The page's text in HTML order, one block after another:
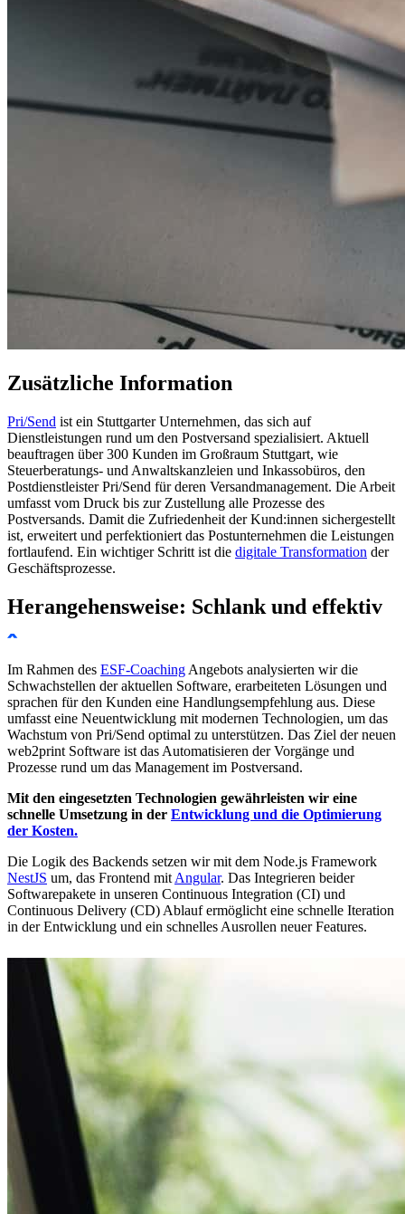
Zusätzliche Information
Pri/Send ist ein Stuttgarter Unternehmen, das sich auf
Dienstleistungen rund um den Postversand spezialisiert. Aktuell
beauftragen über 300 Kunden im Großraum Stuttgart, wie
Steuerberatungs- und Anwaltskanzleien und Inkassobüros, den
Postdienstleister Pri/Send für deren Versandmanagement. Die Arbeit
umfasst vom Druck bis zur Zustellung alle Prozesse des
Postversands. Damit die Zufriedenheit der Kund:innen sichergestellt
ist, erweitert und perfektioniert das Postunternehmen die Leistungen
fortlaufend. Ein wichtiger Schritt ist die digitale Transformation der
Geschäftsprozesse.
Herangehensweise: Schlank und effektiv
Im Rahmen des ESF-Coaching Angebots analysierten wir die
Schwachstellen der aktuellen Software, erarbeiteten Lösungen und
sprachen für den Kunden eine Handlungsempfehlung aus. Diese
umfasst eine Neuentwicklung mit modernen Technologien, um das
Wachstum von Pri/Send optimal zu unterstützen. Das Ziel der neuen
web2print Software ist das Automatisieren der Vorgänge und
Prozesse rund um das Management im Postversand.
Mit den eingesetzten Technologien gewährleisten wir eine
schnelle Umsetzung in der Entwicklung und die Optimierung
der Kosten.
Die Logik des Backends setzen wir mit dem Node.js Framework
NestJS um, das Frontend mit Angular. Das Integrieren beider
Softwarepakete in unseren Continuous Integration (CI) und
Continuous Delivery (CD) Ablauf ermöglicht eine schnelle Iteration
in der Entwicklung und ein schnelles Ausrollen neuer Features.